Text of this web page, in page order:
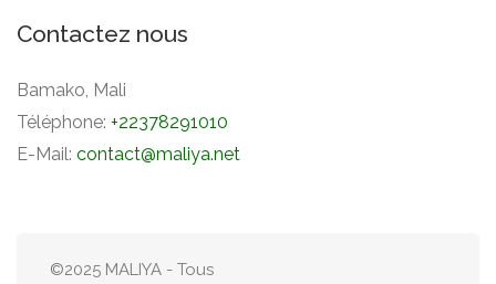
Contactez nous
Bamako, Mali
Téléphone: +22378291010
E-Mail: contact@maliya.net
©2025 MALIYA - Tous